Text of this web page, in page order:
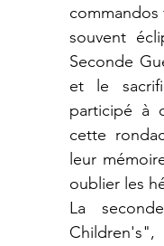
commandos
souvent
Seconde
et le
participé à
cette
leur
oublier les
La